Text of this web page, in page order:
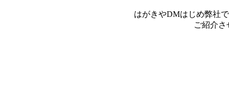
はがきやDMはじめ弊社
ご紹介